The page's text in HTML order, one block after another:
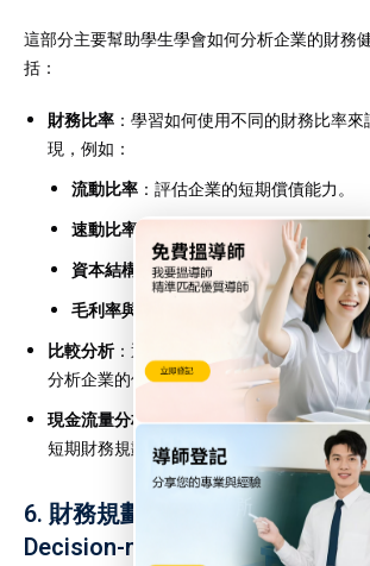
這部分主要幫助學生學會如何分析企業的財務
括：
財務比率 ：學習如何使用不同的財務比率
現，例如：
流動比率 ：評估企業的短期償債能力。
速動比率 ：與流動比率類似，但排除了
資本結構比率：衡量企業資本結構的穩健
毛利率與淨利率
：衡量企業的盈利能力。
比較分析：通過對比企業的財務比率、報表
分析企業的優勢與不足。
現金流量分析：分析企業的現金流入流出
短期財務規劃。
6. 財務規劃與決策（Financial
Decision-making）